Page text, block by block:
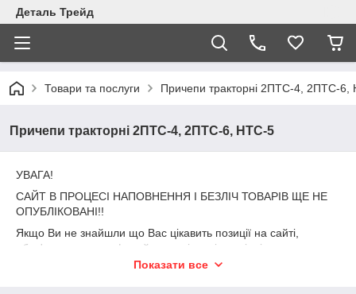
Деталь Трейд
Товари та послуги Причепи тракторні 2ПТС-4, 2ПТС-6,
Причепи тракторні 2ПТС-4, 2ПТС-6, НТС-5
УВАГА!
САЙТ В ПРОЦЕСІ НАПОВНЕННЯ І БЕЗЛІЧ ТОВАРІВ ЩЕ НЕ
ОПУБЛІКОВАНІ!!
Якщо Ви не знайшли що Вас цікавить позиції на сайті,
обов'язково зателефонуйте нам і наші спеціалісти
допоможуть Вам підібрати необхідний товар.
Показати все